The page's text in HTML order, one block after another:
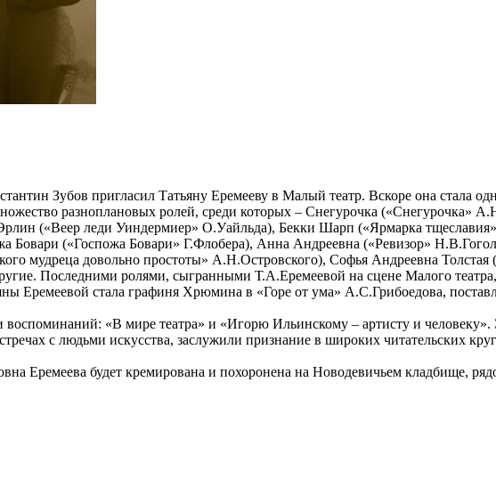
Зубов пригласил Татьяну Еремееву в Малый театр. Вскоре она стала
разноплановых ролей, среди которых – Снегурочка
(«Веер леди Уиндермиер» О.Уайльда), Бекки Шарп («Ярмарка
Бовари («Госпожа Бовари» Г.Флобера), Анна Андреевна («Ревизор»
мудреца довольно простоты» А.Н.Островского), Софья Андреевна
Последними ролями, сыгранными Т.А.Еремеевой на сцене Малого
Еремеевой стала графиня Хрюмина в «Горе от ума» А.С.Грибоедова,
воспоминаний: «В мире театра» и «Игорю Ильинскому – артисту и
с людьми искусства, заслужили признание в широких читательских
Еремеева будет кремирована и похоронена на Новодевичьем кладбище,